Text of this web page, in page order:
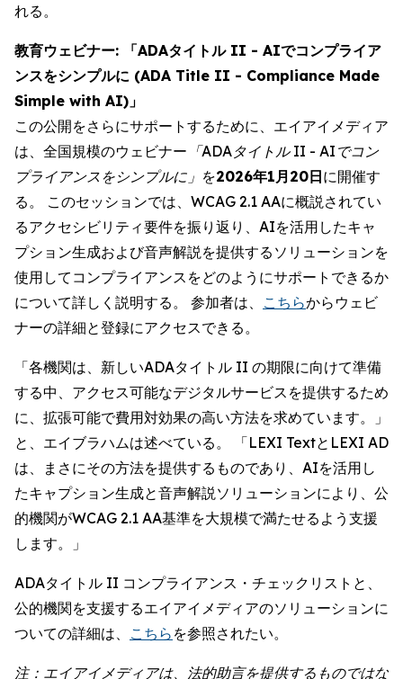
れる。
教育ウェビナー: 「ADAタイトル II - AIでコンプライア
ンスをシンプルに (ADA Title II - Compliance Made
Simple with AI)」
この公開をさらにサポートするために、エイアイメディア
は、全国規模のウェビナー 「ADAタイトル II - AIでコン
プライアンスをシンプルに」 を2026年1月20日に開催す
る。 このセッションでは、WCAG 2.1 AAに概説されてい
るアクセシビリティ要件を振り返り、AIを活用したキャ
プション生成および音声解説を提供するソリューションを
使用してコンプライアンスをどのようにサポートできるか
について詳しく説明する。 参加者は、 こちらからウェビ
ナーの詳細と登録にアクセスできる。
「各機関は、新しいADAタイトル II の期限に向けて準備
する中、アクセス可能なデジタルサービスを提供するため
に、拡張可能で費用対効果の高い方法を求めています。」
と、エイブラハムは述べている。 「LEXI TextとLEXI AD
は、まさにその方法を提供するものであり、AIを活用し
たキャプション生成と音声解説ソリューションにより、公
的機関がWCAG 2.1 AA基準を大規模で満たせるよう支援
します。」
ADAタイトル II コンプライアンス・チェックリストと、
公的機関を支援するエイアイメディアのソリューションに
ついての詳細は、 こちら を参照されたい。
注：エイアイメディアは、法的助言を提供するものではな